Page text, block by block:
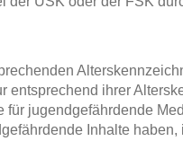
entsprechend ihrer
für jugendgefährdende
Inhalte